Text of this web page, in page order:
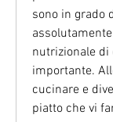
sono in grado
nutrizionale
importante.
cucinare e
piatto che vi